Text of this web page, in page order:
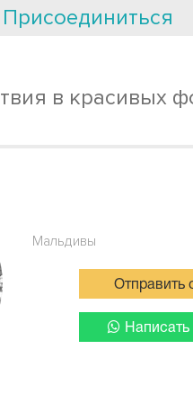
Присоединиться
в красивых
Мальдивы
Отправить
Написать